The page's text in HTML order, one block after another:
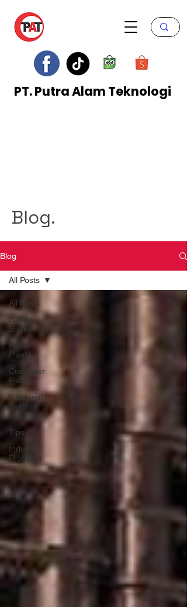
PT. Putra Alam Teknologi
Blog.
Blog
All Posts
Safety
Shoes
Pallet
Plastik
Container
Plastik
Industrial
Safety
Products
Tips
Industrial
Products
All Posts